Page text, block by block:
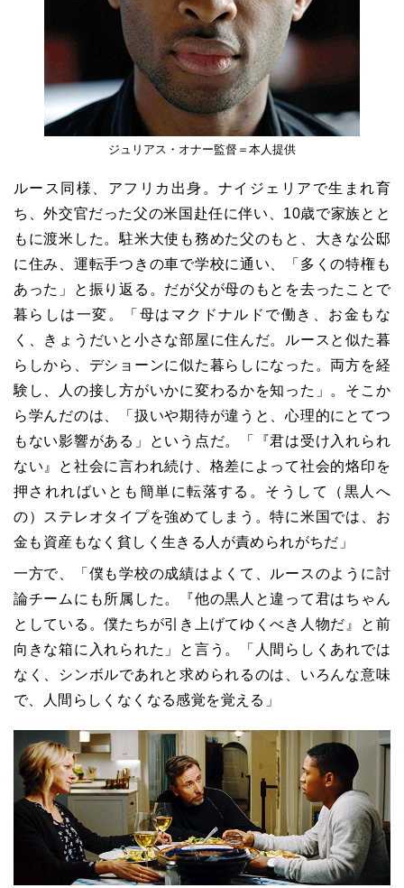
ジュリアス・オナー監督＝本人提供
ルース同様、アフリカ出身。ナイジェリアで生まれ育
ち、外交官だった父の米国赴任に伴い、10歳で家族とと
もに渡米した。駐米大使も務めた父のもと、大きな公邸
に住み、運転手つきの車で学校に通い、「多くの特権も
あった」と振り返る。だが父が母のもとを去ったことで
暮らしは一変。「母はマクドナルドで働き、お金もな
く、きょうだいと小さな部屋に住んだ。ルースと似た暮
らしから、デショーンに似た暮らしになった。両方を経
験し、人の接し方がいかに変わるかを知った」。そこか
ら学んだのは、「扱いや期待が違うと、心理的にとてつ
もない影響がある」という点だ。「『君は受け入れられ
ない』と社会に言われ続け、格差によって社会的烙印を
押されればいとも簡単に転落する。そうして（黒人へ
の）ステレオタイプを強めてしまう。特に米国では、お
金も資産もなく貧しく生きる人が責められがちだ」
一方で、「僕も学校の成績はよくて、ルースのように討
論チームにも所属した。『他の黒人と違って君はちゃん
としている。僕たちが引き上げてゆくべき人物だ』と前
向きな箱に入れられた」と言う。「人間らしくあれでは
なく、シンボルであれと求められるのは、いろんな意味
で、人間らしくなくなる感覚を覚える」